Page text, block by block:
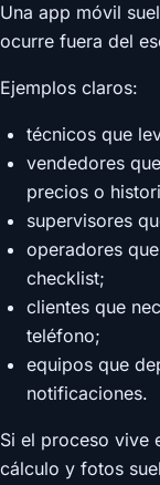
Una app móvil
ocurre fuera del
Ejemplos claros:
técnicos que
vendedores
precios o
supervisores
operadores
checklist;
clientes que
teléfono;
equipos que
notificaciones.
Si el proceso vive
cálculo y fotos